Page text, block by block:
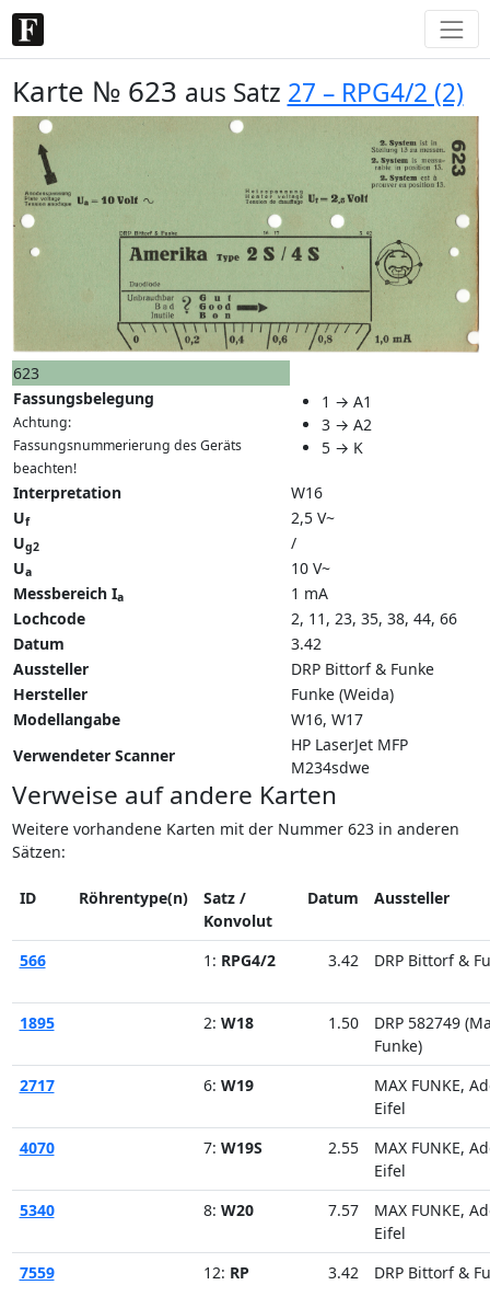
Karte № 623 aus Satz 27 – RPG4/2 (2)
623
Fassungsbelegung
Achtung:
Fassungsnummerierung des Geräts
beachten!
1 → A1
3 → A2
5 → K
Interpretation
W16
Uf
2,5 V~
Ug2
/
Ua
10 V~
Messbereich Ia
1 mA
Lochcode
2, 11, 23, 35, 38, 44, 66
Datum
3.42
Aussteller
DRP Bittorf & Funke
Hersteller
Funke (Weida)
Modellangabe
W16 W17
Verwendeter Scanner
HP LaserJet MFP
M234sdwe
Verweise auf andere Karten
Weitere vorhandene Karten mit der Nummer 623 in anderen
Sätzen:
ID Röhrentype(n)
Satz /
Konvolut
Datum Aussteller
566 1: RPG4/2 3.42 DRP Bittorf &
1895 2: W18 1.50
DRP 582749
Funke)
2717
6: W19
MAX FUNKE,
Eifel
4070
7: W19S 2.55
MAX FUNKE,
Eifel
5340
8: W20 7.57
MAX FUNKE,
Eifel
7559
12: RP 3.42 DRP Bittorf &